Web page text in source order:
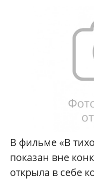
В фильме «В
показан вне
открыла в себе